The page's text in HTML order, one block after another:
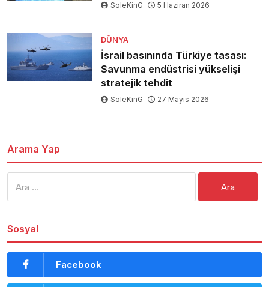
SoleKinG 5 Haziran 2026
DÜNYA
İsrail basınında Türkiye tasası:
Savunma endüstrisi yükselişi
stratejik tehdit
SoleKinG 27 Mayıs 2026
Arama Yap
Sosyal
Facebook